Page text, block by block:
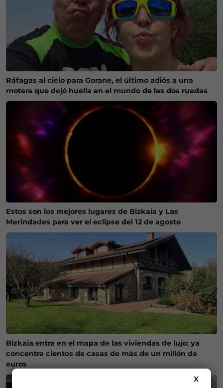
Ráfagas al cielo para Gorane, el último adiós a una
motera que dejó huella en el mundo de las dos ruedas
Estos son los mejores lugares de Bizkaia y Las
Merindades para ver el eclipse del 12 de agosto
Bizkaia entra en el mapa de las viviendas de lujo: ya
concentra cientos de casas de más de un millón de
euros
X